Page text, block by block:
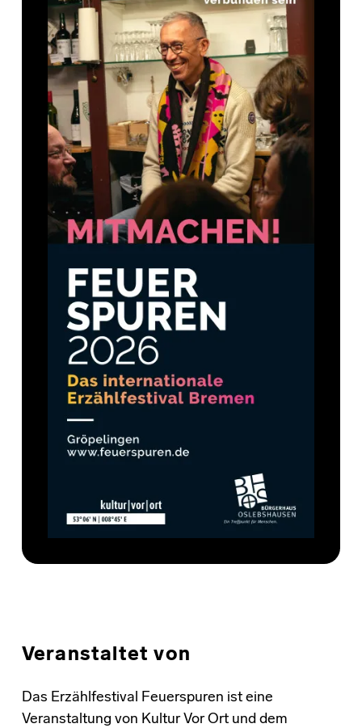
Veranstaltet von
Das Erzählfestival Feuerspuren ist eine
Veranstaltung von Kultur Vor Ort und dem